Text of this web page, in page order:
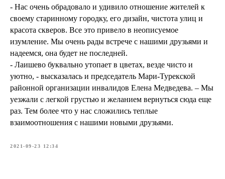
- Нас очень обрадовало и удивило отношение жителей к
своему старинному городку, его дизайн, чистота улиц и
красота скверов. Все это привело в неописуемое
изумление. Мы очень рады встрече с нашими друзьями и
надеемся, она будет не последней.
- Лаишево буквально утопает в цветах, везде чисто и
уютно, - высказалась и председатель Мари-Турекской
районной организации инвалидов Елена Медведева. – Мы
уезжали с легкой грустью и желанием вернуться сюда еще
раз. Тем более что у нас сложились теплые
взаимоотношения с нашими новыми друзьями.
2021-09-23 12:34